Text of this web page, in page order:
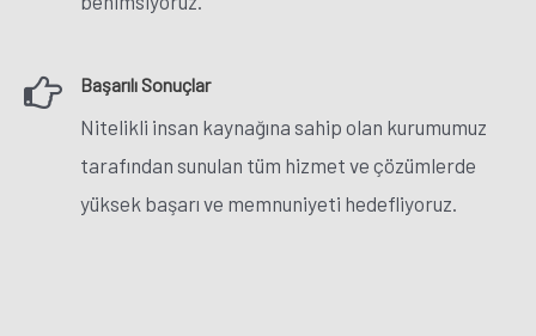
Başarılı Sonuçlar
Nitelikli insan kaynağına sahip olan kurumumuz
tarafından sunulan tüm hizmet ve çözümlerde
yüksek başarı ve memnuniyeti hedefliyoruz.